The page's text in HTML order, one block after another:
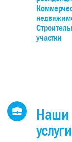
парк
20 минут
участки
Наши
услуги